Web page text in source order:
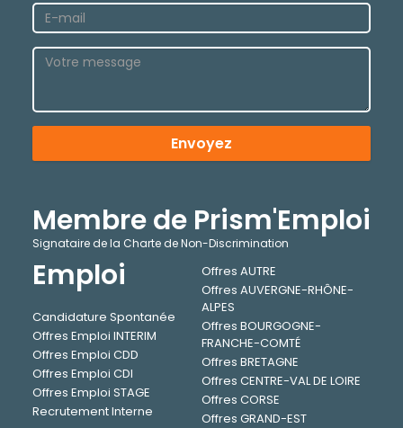
Envoyez
Membre de Prism'Emploi
Signataire de la Charte de Non-Discrimination
Emploi
Candidature Spontanée
Offres Emploi INTERIM
Offres Emploi CDD
Offres Emploi CDI
Offres Emploi STAGE
Recrutement Interne
Offres AUTRE
Offres AUVERGNE-RHÔNE-
ALPES
Offres BOURGOGNE-
FRANCHE-COMTÉ
Offres BRETAGNE
Offres CENTRE-VAL DE LOIRE
Offres CORSE
Offres GRAND-EST